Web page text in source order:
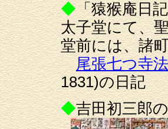
◆「猿猴庵日
太子堂にて、
堂前には、諸
尾張七つ寺
1831)の日記
◆吉田初三郎